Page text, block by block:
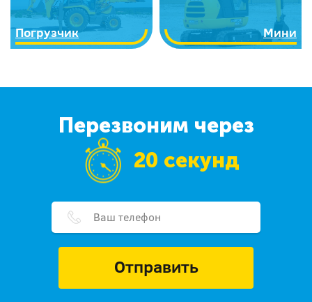
Погрузчик Мини
Перезвоним через
20 секунд
Отправить